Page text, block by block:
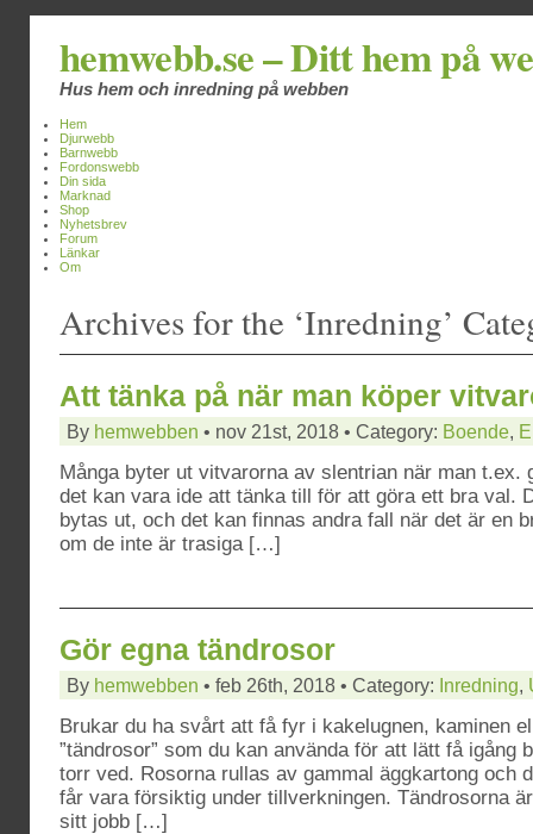
hemwebb.se – Ditt hem på
Hus hem och inredning på webben
Hem
Djurwebb
Barnwebb
Fordonswebb
Din sida
Marknad
Shop
Nyhetsbrev
Forum
Länkar
Om
Archives for the ‘Inredning’
Att tänka på när man köper
By hemwebben • nov 21st, 2018 • Category: Boende,
Många byter ut vitvarorna av slentrian när man t.ex.
det kan vara ide att tänka till för att göra ett bra val.
bytas ut, och det kan finnas andra fall när det är en
om de inte är trasiga […]
Gör egna tändrosor
By hemwebben • feb 26th, 2018 • Category: Inredning,
Brukar du ha svårt att få fyr i kakelugnen, kaminen
”tändrosor” som du kan använda för att lätt få igång
torr ved. Rosorna rullas av gammal äggkartong och
får vara försiktig under tillverkningen. Tändrosorna
sitt jobb […]